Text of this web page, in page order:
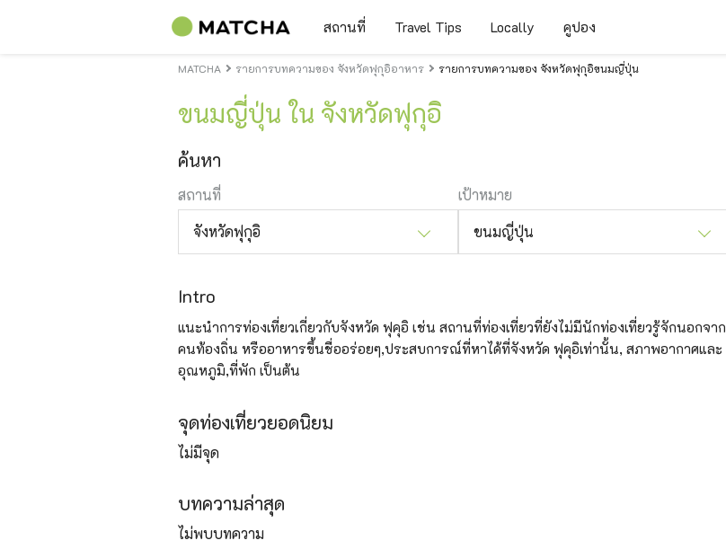
สถานที่ Travel Tips Locally คูปอง
MATCHA รายการบทความของ จังหวัดฟุกุอิอาหาร รายการบทความของ จังหวัดฟุกุอิขนมญี่ปุ่น
ขนมญี่ปุ่น ใน จังหวัดฟุกุอิ
ค้นหา
สถานที่
จังหวัดฟุกุอิ
เป้าหมาย
ขนมญี่ปุ่น
Intro
แนะนำการท่องเที่ยวเกี่ยวกับจังหวัด ฟุคุอิ เช่น สถานที่ท่องเที่ยวที่ยังไม่มีนักท่องเที่ยวรู้จักนอกจาก
คนท้องถิ่น หรืออาหารขึ้นชื่ออร่อยๆ,ประสบการณ์ที่หาได้ที่จังหวัด ฟุคุอิเท่านั้น, สภาพอากาศและ
อุณหภูมิ,ที่พัก เป็นต้น
จุดท่องเที่ยวยอดนิยม
ไม่มีจุด
บทความล่าสุด
ไม่พบบทความ